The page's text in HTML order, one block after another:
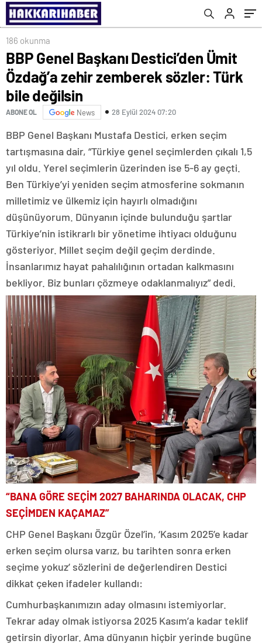
186 okunma
BBP Genel Başkanı Destici’den Ümit
Özdağ’a zehir zemberek sözler: Türk
bile değilsin
ABONE OL News 28 Eylül 2024 07:20
BBP Genel Başkanı Mustafa Destici, erken seçim
tartışmasına dair, “Türkiye genel seçimlerden çıkalı 1,5
yıl oldu. Yerel seçimlerin üzerinden ise 5-6 ay geçti.
Ben Türkiye’yi yeniden seçim atmosferine sokmanın
milletimiz ve ülkemiz için hayırlı olmadığını
düşünüyorum. Dünyanın içinde bulunduğu şartlar
Türkiye’nin istikrarlı bir yönetime ihtiyacı olduğunu
gösteriyor. Millet seçim değil geçim derdinde.
İnsanlarımız hayat pahalılığının ortadan kalkmasını
bekliyor. Biz bunları çözmeye odaklanmalıyız” dedi.
“BANA GÖRE SEÇİM 2027 BAHARINDA OLACAK, CHP
SEÇİMDEN KAÇAMAZ”
CHP Genel Başkanı Özgür Özel’in, ‘Kasım 2025’e kadar
erken seçim olursa varız, bu tarihten sonra erken
seçime yokuz’ sözlerini de değerlendiren Destici
dikkat çeken ifadeler kullandı:
Cumhurbaşkanımızın aday olmasını istemiyorlar.
Tekrar aday olmak istiyorsa 2025 Kasım’a kadar teklif
getirsin diyorlar. Ama dünyanın hiçbir yerinde bugüne